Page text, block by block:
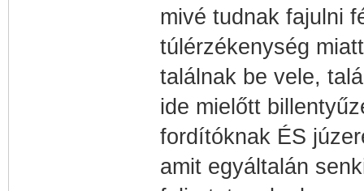
mivé tudnak fajulni
túlérzékenység
találnak be vele,
ide mielőtt
fordítóknak ÉS
amit egyáltalán